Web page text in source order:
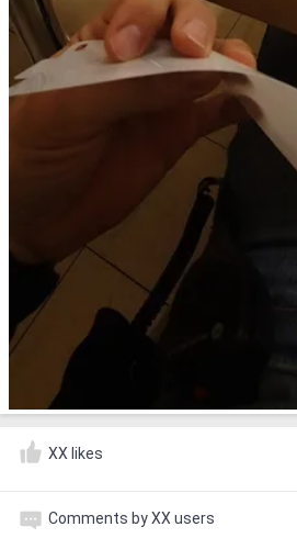
XX likes
Comments by XX users